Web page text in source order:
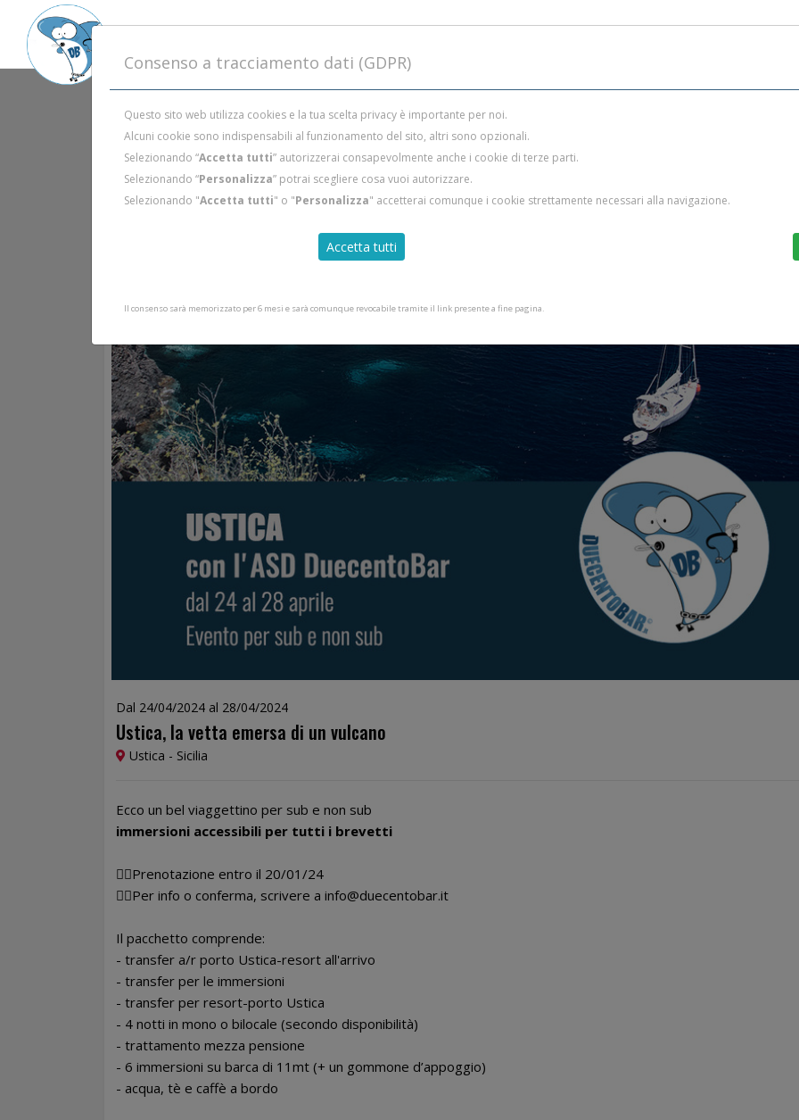
Dal 24/04/2024 al 28/04/2024
Ustica, la vetta emersa di un vulcano
Ustica - Sicilia
Ecco un bel viaggettino per sub e non sub
immersioni accessibili per tutti i brevetti
👉🏻Prenotazione entro il 20/01/24
👉🏻Per info o conferma, scrivere a info@duecentobar.it
Il pacchetto comprende:
- transfer a/r porto Ustica-resort all'arrivo
- transfer per le immersioni
- transfer per resort-porto Ustica
- 4 notti in mono o bilocale (secondo disponibilità)
- trattamento mezza pensione
- 6 immersioni su barca di 11mt (+ un gommone d’appoggio)
- acqua, tè e caffè a bordo
Consenso a tracciamento dati (GDPR)
Questo sito web utilizza cookies e la tua scelta privacy è importante per noi.
Alcuni cookie sono indispensabili al funzionamento del sito, altri sono opzionali.
Selezionando “Accetta tutti” autorizzerai consapevolmente anche i cookie di terze parti.
Selezionando “Personalizza” potrai scegliere cosa vuoi autorizzare.
Selezionando "Accetta tutti" o "Personalizza" accetterai comunque i cookie strettamente necessari alla navigazione.
Accetta tutti
Il consenso sarà memorizzato per 6 mesi e sarà comunque revocabile tramite il link presente a fine pagina.